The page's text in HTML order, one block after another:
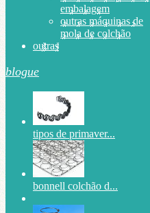
embalagem
outras máquinas de
mola de colchão
outras
blogue
tipos de primaver...
bonnell colchão d...